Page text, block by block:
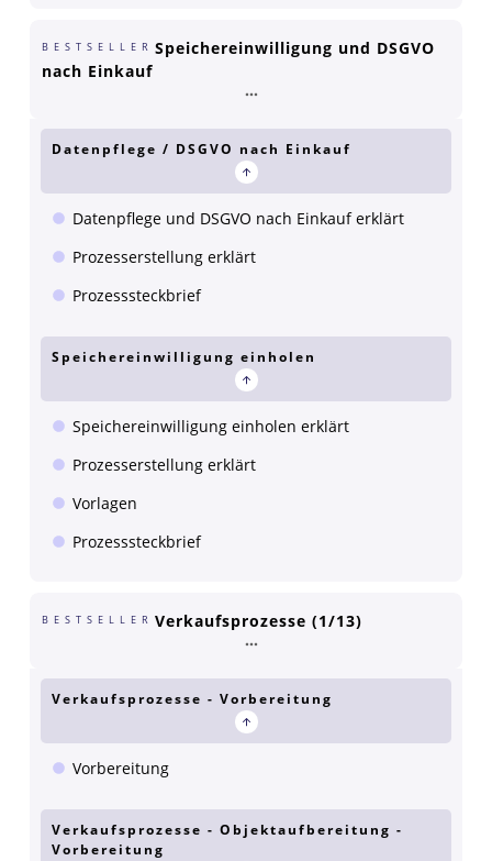
BESTSELLER Speichereinwilligung und DSGVO
nach Einkauf
Datenpflege / DSGVO nach Einkauf
Datenpflege und DSGVO nach Einkauf erklärt
Prozesserstellung erklärt
Prozesssteckbrief
Speichereinwilligung einholen
Speichereinwilligung einholen erklärt
Prozesserstellung erklärt
Vorlagen
Prozesssteckbrief
BESTSELLER Verkaufsprozesse (1/13)
Verkaufsprozesse - Vorbereitung
Vorbereitung
Verkaufsprozesse - Objektaufbereitung -
Vorbereitung